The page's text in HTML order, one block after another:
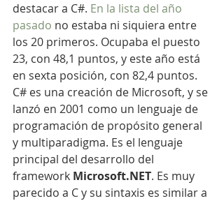
destacar a C#. En la lista del año
pasado no estaba ni siquiera entre
los 20 primeros. Ocupaba el puesto
23, con 48,1 puntos, y este año está
en sexta posición, con 82,4 puntos.
C# es una creación de Microsoft, y se
lanzó en 2001 como un lenguaje de
programación de propósito general
y multiparadigma. Es el lenguaje
principal del desarrollo del
framework Microsoft.NET. Es muy
parecido a C y su sintaxis es similar a